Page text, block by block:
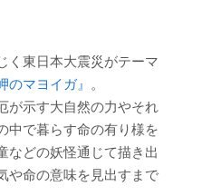
く東日本大震災がテーマ
のマヨイガ』 。
が示す大自然の力やそれ
中で暮らす命の有り様を
などの妖怪通じて描き出
や命の意味を見出すまで